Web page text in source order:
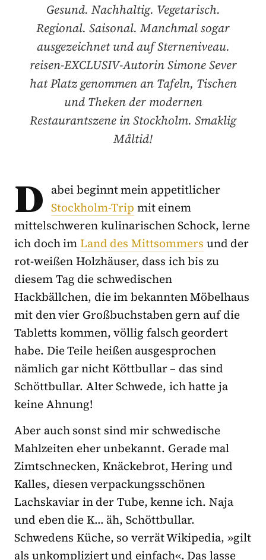
Gesund. Nachhaltig. Vegetarisch.
Regional. Saisonal. Manchmal sogar
ausgezeichnet und auf Sterneniveau.
reisen-EXCLUSIV-Autorin Simone Sever
hat Platz genommen an Tafeln, Tischen
und Theken der modernen
Restaurantszene in Stockholm. Smaklig
Måltid!
D abei beginnt mein appetitlicher
Stockholm-Trip mit einem
mittelschweren kulinarischen Schock, lerne
ich doch imLand des Mittsommers und der
rot-weißen Holzhäuser, dass ich bis zu
diesem Tag die schwedischen
Hackbällchen, die im bekannten Möbelhaus
mit den vier Großbuchstaben gern auf die
Tabletts kommen, völlig falsch geordert
habe. Die Teile heißen ausgesprochen
nämlich gar nicht Köttbullar – das sind
Schöttbullar. Alter Schwede, ich hatte ja
keine Ahnung!
Aber auch sonst sind mir schwedische
Mahlzeiten eher unbekannt. Gerade mal
Zimtschnecken, Knäckebrot, Hering und
Kalles, diesen verpackungsschönen
Lachskaviar in der Tube, kenne ich. Naja
und eben die K… äh, Schöttbullar.
Schwedens Küche, so verrät Wikipedia, »gilt
als unkompliziert und einfach«. Das lasse